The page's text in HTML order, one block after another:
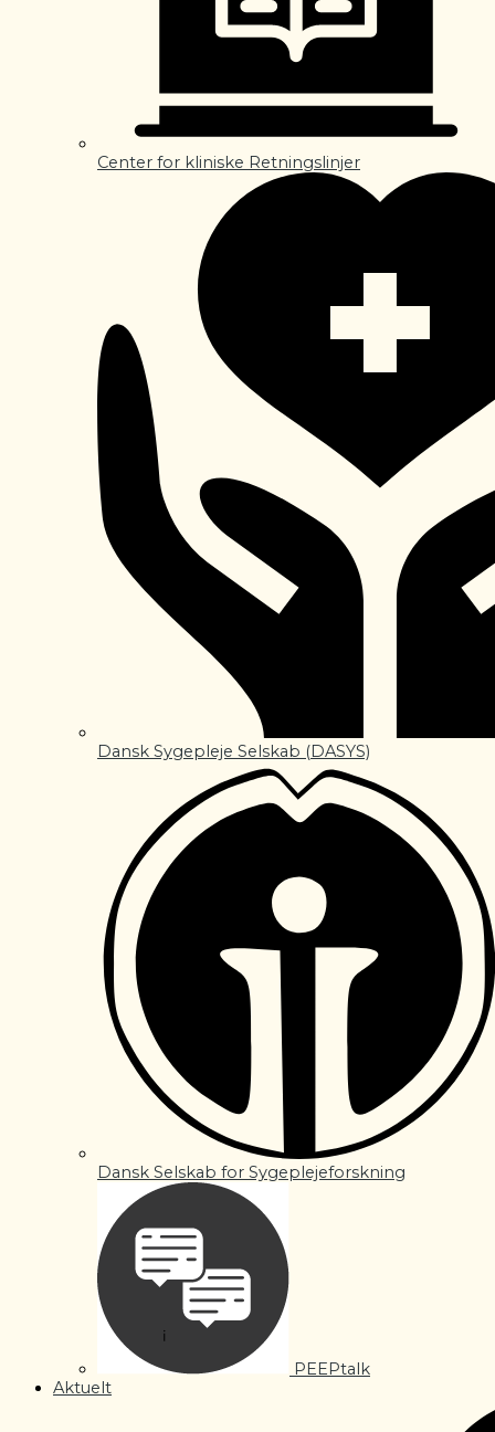
Center for kliniske Retningslinjer
Dansk Sygepleje Selskab (DASYS)
Dansk Selskab for Sygeplejeforskning
PEEPtalk
Aktuelt